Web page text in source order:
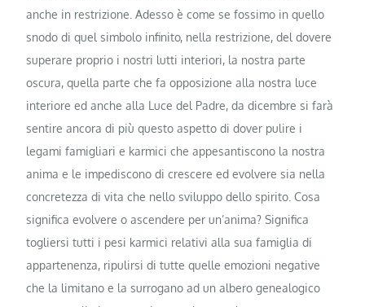
anche in restrizione. Adesso è come se fossimo in quello
snodo di quel simbolo infinito, nella restrizione, del dovere
superare proprio i nostri lutti interiori, la nostra parte
oscura, quella parte che fa opposizione alla nostra luce
interiore ed anche alla Luce del Padre, da dicembre si farà
sentire ancora di più questo aspetto di dover pulire i
legami famigliari e karmici che appesantiscono la nostra
anima e le impediscono di crescere ed evolvere sia nella
concretezza di vita che nello sviluppo dello spirito. Cosa
significa evolvere o ascendere per un’anima? Significa
togliersi tutti i pesi karmici relativi alla sua famiglia di
appartenenza, ripulirsi di tutte quelle emozioni negative
che la limitano e la surrogano ad un albero genealogico